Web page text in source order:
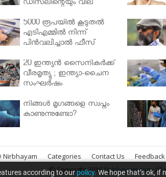
ഡീസലിന്റെയും വില
5000 രൂപയിൽ കൂടുതൽ
എടിഎമ്മിൽ നിന്ന്
പിൻവലിച്ചാൽ ഫീസ്
20 ഇന്ത്യൻ സൈനികർക്ക്
വീരമൃത്യു ; ഇന്ത്യാ-ചൈന
സംഘർഷം
നിങ്ങള്‍ മൃഗങ്ങളെ സ്വപ്നം
കാണുന്നുണ്ടോ?
Nirbhayam Categories Contact Us Feedback
© Copyright 2016Nirbhayam.com. All
according to ourpolicy.We hope that’s ok, if